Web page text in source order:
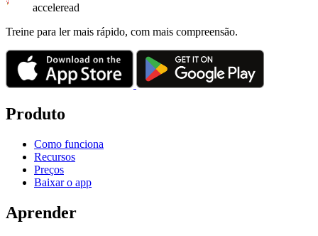
acceleread
Treine para ler mais rápido, com mais compreensão.
Produto
Como funciona
Recursos
Preços
Baixar o app
Aprender